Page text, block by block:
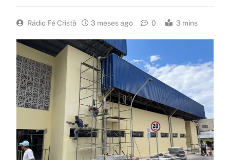
Rádio Fé Cristã 3 meses ago 0 3 mins